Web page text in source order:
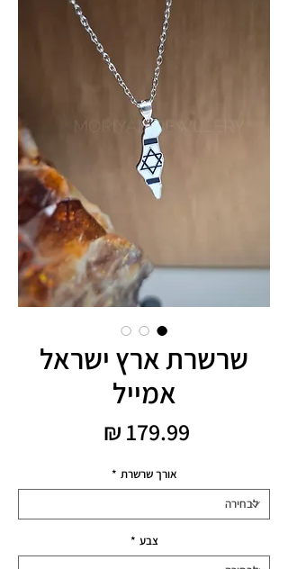
שרשרת ארץ ישראל
אמייל
אורך שרשרת *
צבע *